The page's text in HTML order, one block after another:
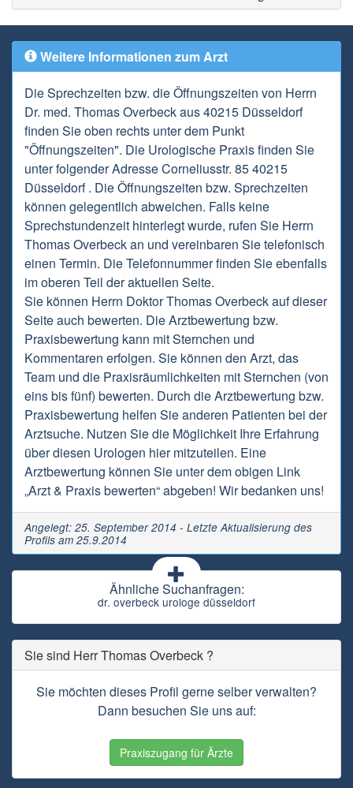
Weitere Informationen zum Arzt
Die Sprechzeiten bzw. die Öffnungszeiten von Herrn
Dr. med. Thomas Overbeck aus 40215 Düsseldorf
finden Sie oben rechts unter dem Punkt
"Öffnungszeiten". Die Urologische Praxis finden Sie
unter folgender Adresse Corneliusstr. 85 40215
Düsseldorf . Die Öffnungszeiten bzw. Sprechzeiten
können gelegentlich abweichen. Falls keine
Sprechstundenzeit hinterlegt wurde, rufen Sie Herrn
Thomas Overbeck an und vereinbaren Sie telefonisch
einen Termin. Die Telefonnummer finden Sie ebenfalls
im oberen Teil der aktuellen Seite.
Sie können Herrn Doktor Thomas Overbeck auf dieser
Seite auch bewerten. Die Arztbewertung bzw.
Praxisbewertung kann mit Sternchen und
Kommentaren erfolgen. Sie können den Arzt, das
Team und die Praxisräumlichkeiten mit Sternchen (von
eins bis fünf) bewerten. Durch die Arztbewertung bzw.
Praxisbewertung helfen Sie anderen Patienten bei der
Arztsuche. Nutzen Sie die Möglichkeit Ihre Erfahrung
über diesen Urologen hier mitzuteilen. Eine
Arztbewertung können Sie unter dem obigen Link
„Arzt & Praxis bewerten“ abgeben! Wir bedanken uns!
Angelegt: 25. September 2014 - Letzte Aktualisierung des
Profils am 25.9.2014
Ähnliche Suchanfragen:
dr. overbeck urologe düsseldorf
Sie sind Herr Thomas Overbeck ?
Sie möchten dieses Profil gerne selber verwalten?
Dann besuchen Sie uns auf:
Praxiszugang für Ärzte